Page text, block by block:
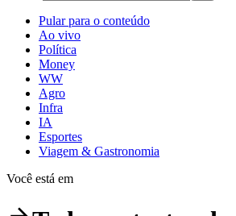
Pular para o conteúdo
Ao vivo
Política
Money
WW
Agro
Infra
IA
Esportes
Viagem & Gastronomia
Você está em